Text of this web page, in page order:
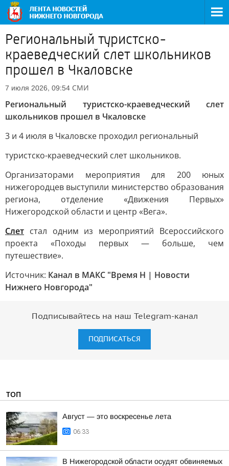
Региональный туристско-
краеведческий слет школьников
прошел в Чкаловске
7 июля 2026, 09:54 СМИ
Региональный туристско-краеведческий слет
школьников прошел в Чкаловске
3 и 4 июля в Чкаловске проходил региональный
туристско-краеведческий слет школьников.
Организаторами мероприятия для 200 юных
нижегородцев выступили министерство образования
региона, отделение «Движения Первых»
Нижегородской области и центр «Вега».
Слет стал одним из мероприятий Всероссийского
проекта «Походы первых — больше, чем
путешествие».
Источник: Канал в МАКС "Время Н | Новости
Нижнего Новгорода"
Подписывайтесь на наш Telegram-канал
ПОДПИСАТЬСЯ
ТОП
Август — это воскресенье лета
06:33
В Нижегородской области осудят обвиняемых